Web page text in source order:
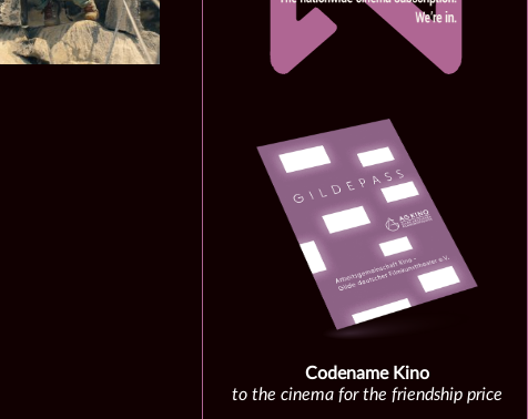
Codename Kino
to the cinema for the friendship price